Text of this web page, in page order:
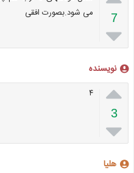
7

می شود.بصورت افقی
نویسنده

3

۴
هلیا